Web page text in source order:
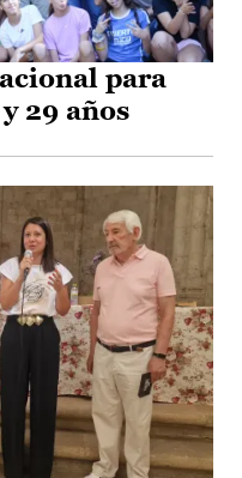
para
29 años